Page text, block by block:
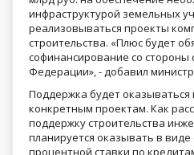
инфраструктурой земельных
реализовываться проекты
строительства. «Плюс будет
софинансирование со стороны
Федерации», - добавил
Поддержка будет оказываться
конкретным проектам. Как
поддержку строительства
планируется оказывать в виде
процентной ставки по